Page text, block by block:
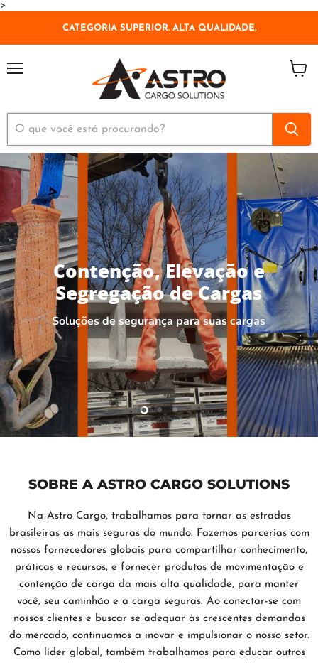
>
CATEGORIA SUPERIOR. ALTA QUALIDADE.
Contenção, Elevação e
Segregação de Cargas
Soluções de segurança para suas cargas
Slide
1
Slide
2
Slide
3
SOBRE A ASTRO CARGO SOLUTIONS
Na Astro Cargo, trabalhamos para tornar as estradas
brasileiras as mais seguras do mundo. Fazemos parcerias com
nossos fornecedores globais para compartilhar conhecimento,
práticas e recursos, e fornecer produtos de movimentação e
contenção de carga da mais alta qualidade, para manter
você, seu caminhão e a carga seguras. Ao conectar-se com
nossos clientes e buscar se adequar às crescentes demandas
do mercado, continuamos a inovar e impulsionar o nosso setor.
Como líder global, também trabalhamos para educar outros